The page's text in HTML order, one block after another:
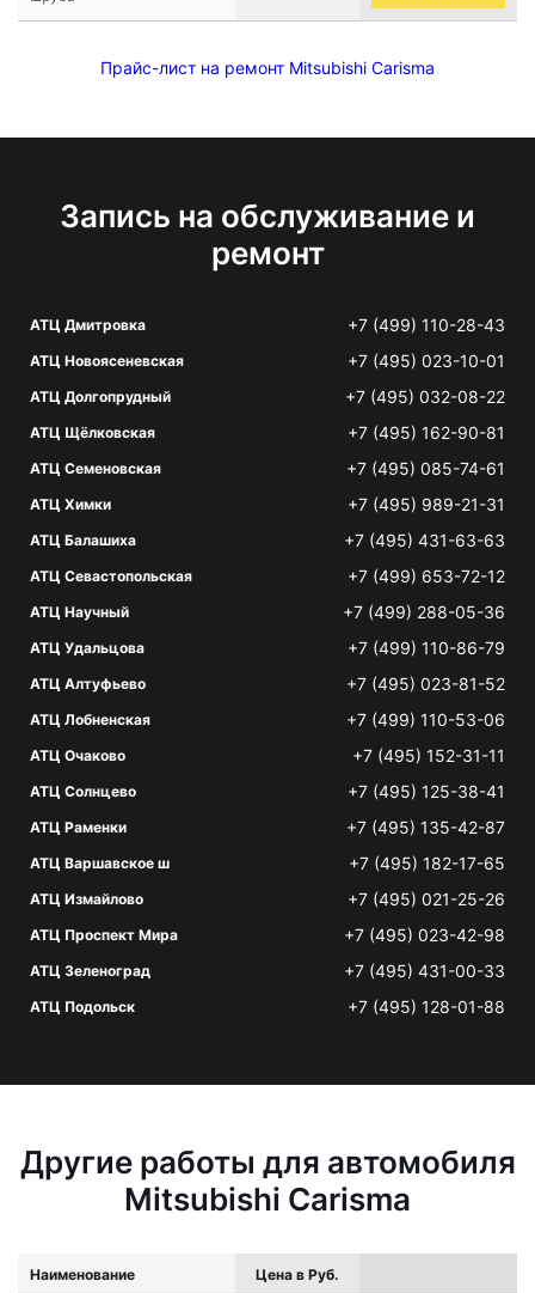
Прайс-лист на ремонт Mitsubishi Carisma
Запись на обслуживание и
ремонт
АТЦ Дмитровка +7 (499) 110-28-43
АТЦ Новоясеневская +7 (495) 023-10-01
АТЦ Долгопрудный +7 (495) 032-08-22
АТЦ Щёлковская +7 (495) 162-90-81
АТЦ Семеновская +7 (495) 085-74-61
АТЦ Химки +7 (495) 989-21-31
АТЦ Балашиха +7 (495) 431-63-63
АТЦ Севастопольская +7 (499) 653-72-12
АТЦ Научный +7 (499) 288-05-36
АТЦ Удальцова +7 (499) 110-86-79
АТЦ Алтуфьево +7 (495) 023-81-52
АТЦ Лобненская +7 (499) 110-53-06
АТЦ Очаково +7 (495) 152-31-11
АТЦ Солнцево +7 (495) 125-38-41
АТЦ Раменки +7 (495) 135-42-87
АТЦ Варшавское ш +7 (495) 182-17-65
АТЦ Измайлово +7 (495) 021-25-26
АТЦ Проспект Мира +7 (495) 023-42-98
АТЦ Зеленоград +7 (495) 431-00-33
АТЦ Подольск +7 (495) 128-01-88
Другие работы для автомобиля
Mitsubishi Carisma
Наименование Цена в Руб.